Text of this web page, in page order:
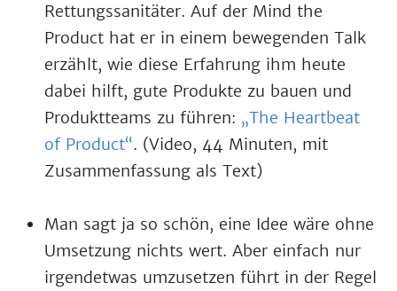
Rettungssanitäter. Auf der Mind the
Product hat er in einem bewegenden Talk
erzählt, wie diese Erfahrung ihm heute
dabei hilft, gute Produkte zu bauen und
Produktteams zu führen: „The Heartbeat
of Product“. (Video, 44 Minuten, mit
Zusammenfassung als Text)
Man sagt ja so schön, eine Idee wäre ohne
Umsetzung nichts wert. Aber einfach nur
irgendetwas umzusetzen führt in der Regel